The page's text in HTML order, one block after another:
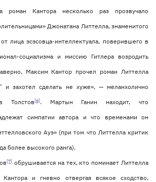
роман Кантора несколько раз прозвучало
Джонатана Литтелла, знаменитого
лица эсэсовца-интеллектуала, поверившего в
социализма и миссию Гитлера возродить
Максим Кантор прочел роман Литтелла
и захотел сделать не хуже», — меланхолично
Толстов[6]. Мартын Ганин находит, что
симпатии автора и что временами он
Ауэ» (при том что Литтелла критик
более высокого ранга).
[7]обрушивается на тех, кто поминает Литтелла
и гневно отвергая всякое сходство,